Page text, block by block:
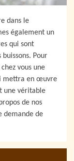
dans le
également un
qui sont
Pour
vous une
mettra en œuvre
une véritable
de nos
demande de